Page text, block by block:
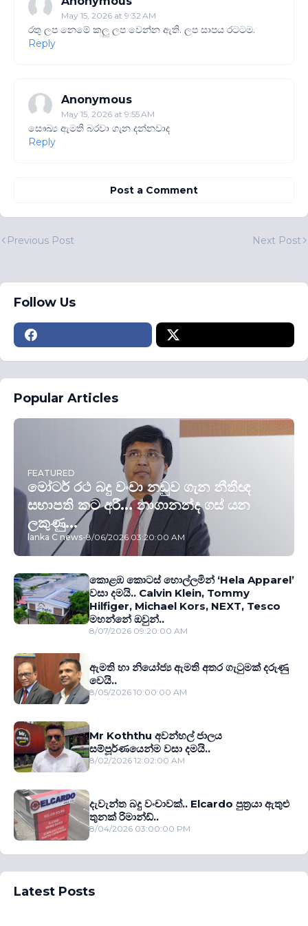
May 15, 2026 at 9:32 AM
රතු ලප නෙමේ කලු ලප වෙන්න ඇති. ලප සාපය රටටම.
Reply
Anonymous
May 15, 2026 at 9:55 AM
සෞඛ්‍ය ඇමති බරවා ගැන දන්නවාද
Reply
Post a Comment
Previous Post Next Post
Follow Us
Popular Articles
FEATURED
මෝටර් රථ බදු වංචා නඩුව ගැන නීතීඥ
සභාපති කට අරී... නාගානන්ද ගස් යන
ලකුණු...
lanka C news-8/06/2026 03:20:00 AM
කොළඹ කොටස් හොල්ලමින් ‘Hela Apparel’
වසා දමයි.. Calvin Klein, Tommy
Hilfiger, Michael Kors, NEXT, Tesco
මහන්නේ ඔවුන්..
8/07/2026 09:20:00 AM
ඇමති හා නියෝජ්‍ය ඇමති අතර ගැටුමක් දරුණු
වෙයි..
8/05/2026 10:00:00 AM
Mr Koththu අවන්හල් ජාලය
සම්පූර්ණයෙන්ම වසා දමයි..
8/02/2026 12:02:00 AM
දැවැන්ත බදු වංචාවක්.. Elcardo පුත‍්‍රයා ඇතුළු
තුනක් රිමාන්ඩ්..
8/04/2026 03:00:00 PM
Latest Posts